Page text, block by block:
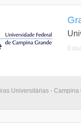
Universitárias - Campina